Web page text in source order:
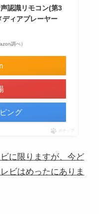
認識リモコン(第3
ィアプレーヤー
調べ）
ング
ポチップ
に限りますが、今ど
ビはめったにありま